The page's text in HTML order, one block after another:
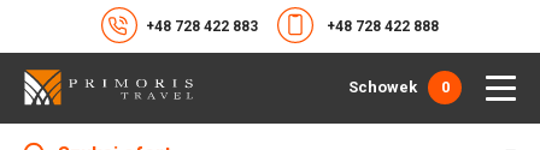
+48 728 422 883 +48 728 422 888
Schowek 0